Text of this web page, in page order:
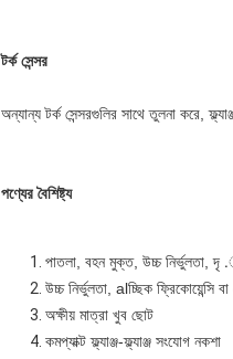
টর্ক সেন্সর
অন্যান্য টর্ক সেন্সরগুলির সাথে তুলনা করে,
পণ্যের বৈশিষ্ট্য
পাতলা, বহন মুক্ত, উচ্চ নির্ভুলতা,
উচ্চ নির্ভুলতা, alচ্ছিক ফ্রিকোয়েন্সি
অক্ষীয় মাত্রা খুব ছোট
কমপ্যাক্ট ফ্ল্যাঞ্জ-ফ্ল্যাঞ্জ সংযোগ নকশা